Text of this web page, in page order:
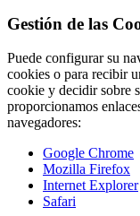
Gestión de las
Puede configurar su
cookies o para recibir
cookie y decidir sobre
proporcionamos
navegadores:
Google Chrome
Mozilla Firefox
Internet Explorer
Safari